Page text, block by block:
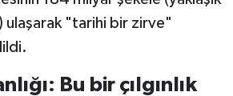
ulaşarak "tarihi bir zirve"
Bu bir çılgınlık